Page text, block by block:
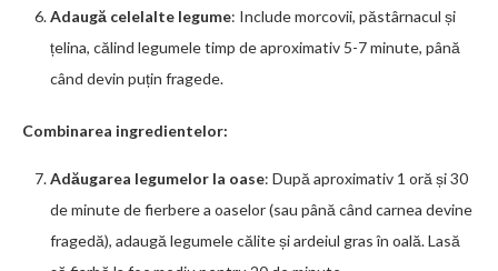
Adaugă celelalte legume: Include morcovii, păstârnacul și
țelina, călind legumele timp de aproximativ 5-7 minute, până
când devin puțin fragede.
Combinarea ingredientelor:
Adăugarea legumelor la oase: După aproximativ 1 oră și 30
de minute de fierbere a oaselor (sau până când carnea devine
fragedă), adaugă legumele călite și ardeiul gras în oală. Lasă